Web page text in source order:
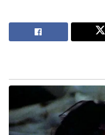
അന്വേഷണം
അന്വേഷണത്തിലാണ്
നിര്‍ദേശാനുസരണം
ഫര്‍ഷാദിന്റെ
സംഘത്തിൽ
എസ്.ഐ. ക്ലിന്റ്